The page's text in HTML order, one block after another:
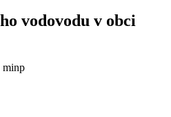
vodovodu v obci